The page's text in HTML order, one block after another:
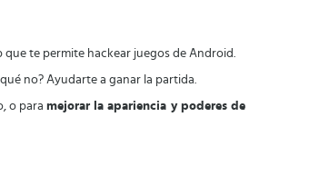
que te permite hackear juegos de Android.
no? Ayudarte a ganar la partida.
o paramejorar la apariencia y poderes de